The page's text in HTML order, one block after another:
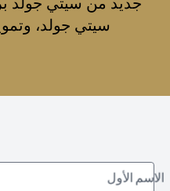
سيتي جولد،
الاسم الأول